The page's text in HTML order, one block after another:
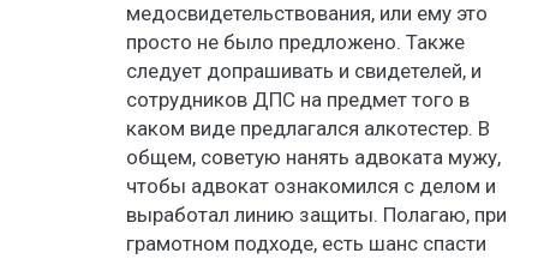
медосвидетельствования, или ему это
просто не было предложено. Также
следует допрашивать и свидетелей, и
сотрудников ДПС на предмет того в
каком виде предлагался алкотестер. В
общем, советую нанять адвоката мужу,
чтобы адвокат ознакомился с делом и
выработал линию защиты. Полагаю, при
грамотном подходе, есть шанс спасти